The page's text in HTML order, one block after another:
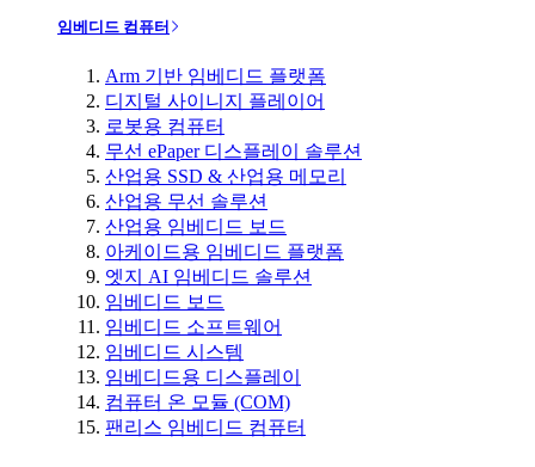
임베디드 컴퓨터
Arm 기반 임베디드 플랫폼
디지털 사이니지 플레이어
로봇용 컴퓨터
무선 ePaper 디스플레이 솔루션
산업용 SSD & 산업용 메모리
산업용 무선 솔루션
산업용 임베디드 보드
아케이드용 임베디드 플랫폼
엣지 AI 임베디드 솔루션
임베디드 보드
임베디드 소프트웨어
임베디드 시스템
임베디드용 디스플레이
컴퓨터 온 모듈 (COM)
팬리스 임베디드 컴퓨터